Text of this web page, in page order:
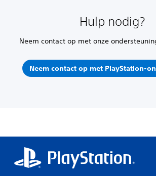
Hulp nodig?
Neem contact op met onze
Neem contact op met PlayStation-